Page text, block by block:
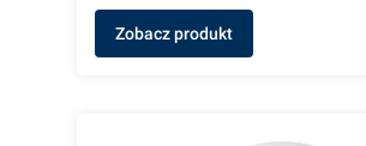
Zobacz produkt